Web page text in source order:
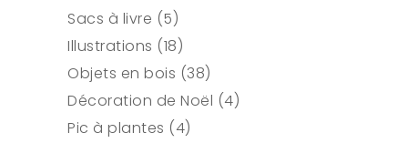
produits
Sacs à livre 55
produits
Illustrations 1818
produits
Objets en bois 3838
produits
Décoration de Noël 44
Pic à plantes 44